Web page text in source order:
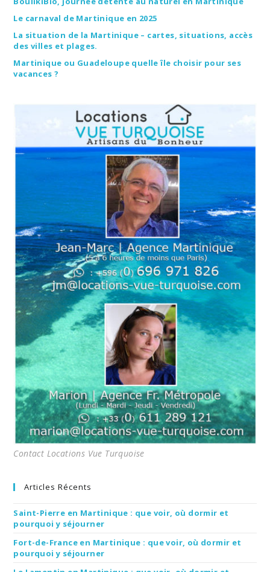
Le carnaval de Martinique en 2025
La situation de la Martinique – cartes, situations, accès
des villes et plages.
Martinique ou Guadeloupe quelle île choisir pour ses
vacances ?
Contact Locations Vue Turquoise
Articles Récents
Saint-Pierre en Martinique : que voir, où dormir et
pourquoi y séjourner
Fort-de-France en Martinique : que voir, où dormir et
pourquoi y séjourner